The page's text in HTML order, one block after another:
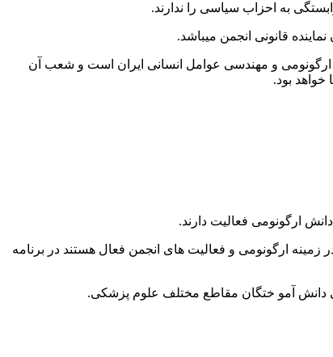
به احزاب سیاسی را ندارند.
قانونی انجمن میباشد.
ارگونومی و مهندسی عوامل انسانی ایران است و شعب آن
بود.
ارگونومی فعالیت دارند.
ارگونومی و فعالیت های انجمن فعال هستند در برنامه
دانش آمو ختگان مقاطع مختلف علوم پزشکی.